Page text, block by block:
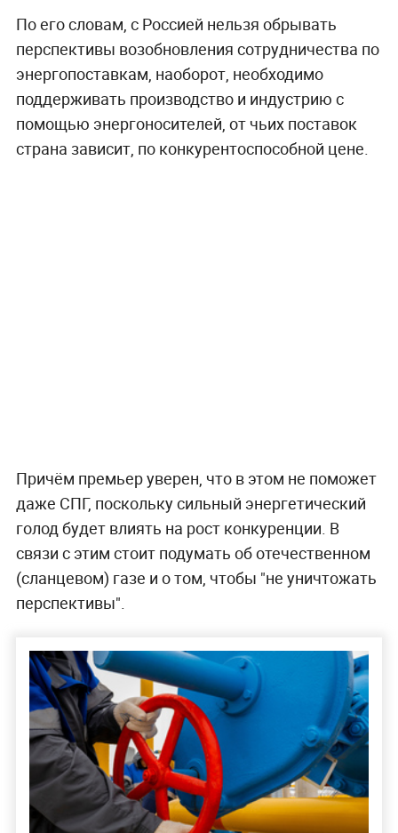
По его словам, с Россией нельзя обрывать
перспективы возобновления сотрудничества по
энергопоставкам, наоборот, необходимо
поддерживать производство и индустрию с
помощью энергоносителей, от чьих поставок
страна зависит, по конкурентоспособной цене.
Причём премьер уверен, что в этом не поможет
даже СПГ, поскольку сильный энергетический
голод будет влиять на рост конкуренции. В
связи с этим стоит подумать об отечественном
(сланцевом) газе и о том, чтобы "не уничтожать
перспективы".